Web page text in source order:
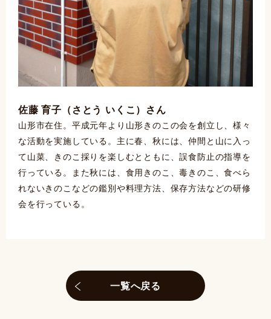
佐藤 育子（さとう いくこ）さん
山形市在住。平成元年より山形きのこの会を創立し、様々
な活動を実施している。主に春、秋には、仲間と山に入っ
て山菜、きのこ採りを楽しむとともに、誤食防止の指導を
行っている。また秋には、食用きのこ、毒きのこ、食べら
れないきのこなどの鑑別や料理方法、保存方法などの研修
会を行っている。
一覧へ戻る